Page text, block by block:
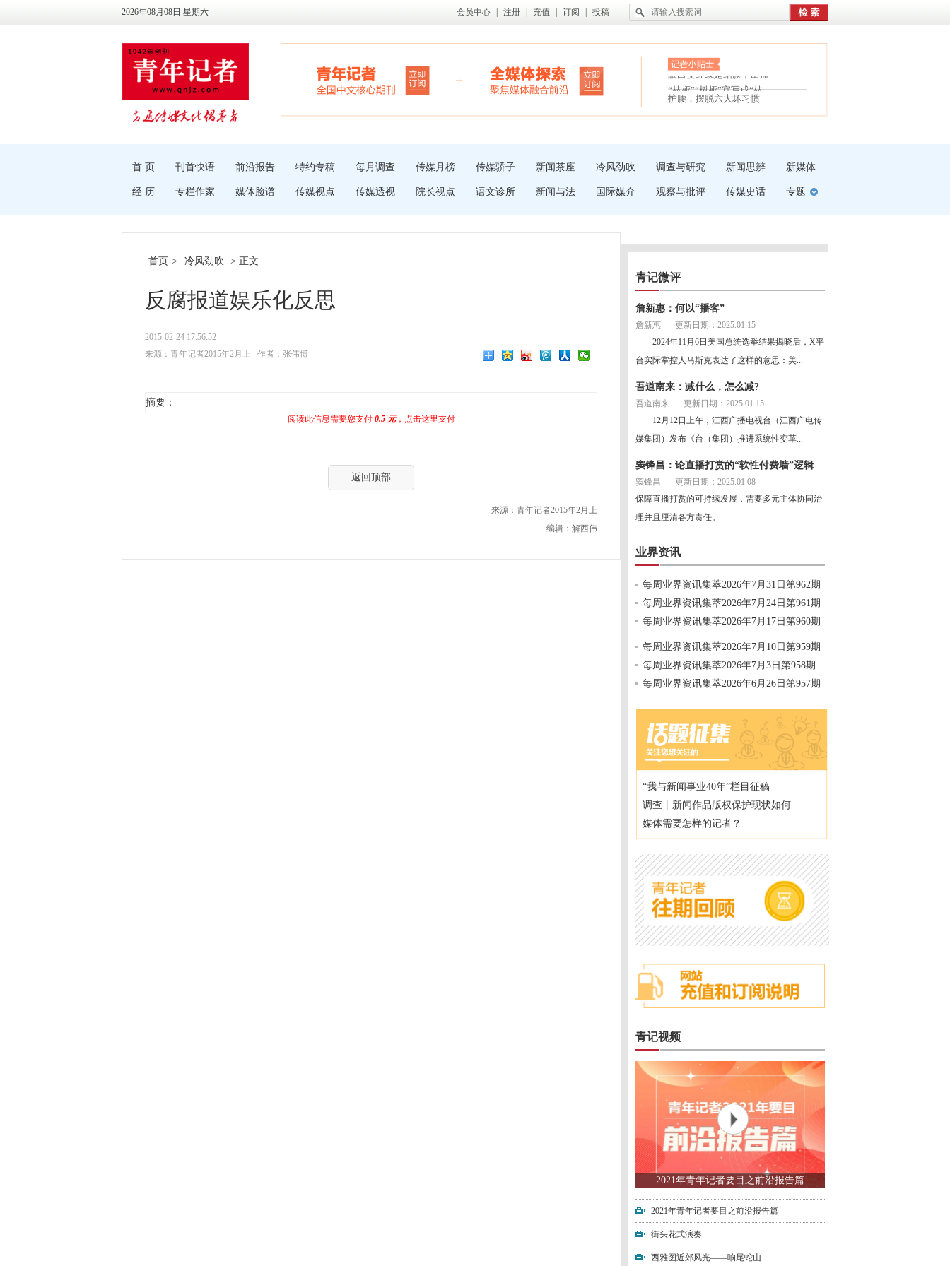
2026年08月08日 星期六 会员中心 注册 充值 订阅 投稿
眼白变红或是结膜下出血
“枝桠”“树桠”宜写成“枝...
夏天缓解疲劳有三招
护腰，摆脱六大坏习惯
受伤了冰敷还是热敷
首 页 刊首快语 前沿报告 特约专稿 每月调查 传媒月榜 传媒骄子 新闻茶座 冷风劲吹 调查与研究 新闻思辨 新媒体
经 历 专栏作家 媒体脸谱 传媒视点 传媒透视 院长视点 语文诊所 新闻与法 国际媒介 观察与批评 传媒史话 专题
首页 > 冷风劲吹 > 正文
反腐报道娱乐化反思
2015-02-24 17:56:52
来源：青年记者2015年2月上
作者：张伟博
摘要：
阅读此信息需要您支付 0.5 元，点击这里支付
返回顶部
来源：青年记者2015年2月上
编辑：解西伟
青记微评
詹新惠：何以“播客”
詹新惠
更新日期：2025.01.15
2024年11月6日美国总统选举结果揭晓后，X平
台实际掌控人马斯克表达了这样的意思：美...
吾道南来：减什么，怎么减?
吾道南来
更新日期：2025.01.15
12月12日上午，江西广播电视台（江西广电传
媒集团）发布《台（集团）推进系统性变革...
窦锋昌：论直播打赏的“软性付费墙”逻辑
窦锋昌
更新日期：2025.01.08
保障直播打赏的可持续发展，需要多元主体协同治
理并且厘清各方责任。
业界资讯
每周业界资讯集萃2026年7月31日第962期
每周业界资讯集萃2026年7月24日第961期
每周业界资讯集萃2026年7月17日第960期
每周业界资讯集萃2026年7月10日第959期
每周业界资讯集萃2026年7月3日第958期
每周业界资讯集萃2026年6月26日第957期
“我与新闻事业40年”栏目征稿
调查丨新闻作品版权保护现状如何
媒体需要怎样的记者？
青记视频
2021年青年记者要目之前沿报告篇
2021年青年记者要目之前沿报告篇
街头花式演奏
西雅图近郊风光——响尾蛇山